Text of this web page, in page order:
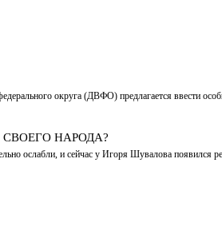
округа (ДВФО) предлагается ввести
НАРОДА?
ослабли, и сейчас у Игоря Шувалова появился